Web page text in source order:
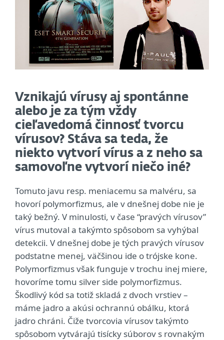
Vznikajú vírusy aj spontánne
alebo je za tým vždy
cieľavedomá činnosť tvorcu
vírusov? Stáva sa teda, že
niekto vytvorí vírus a z neho sa
samovoľne vytvorí niečo iné?
Tomuto javu resp. meniacemu sa malvéru, sa
hovorí polymorfizmus, ale v dnešnej dobe nie je
taký bežný. V minulosti, v čase “pravých vírusov”
vírus mutoval a takýmto spôsobom sa vyhýbal
detekcii. V dnešnej dobe je tých pravých vírusov
podstatne menej, väčšinou ide o trójske kone.
Polymorfizmus však funguje v trochu inej miere,
hovoríme tomu silver side polymorfizmus.
Škodlivý kód sa totiž skladá z dvoch vrstiev –
máme jadro a akúsi ochrannú obálku, ktorá
jadro chráni. Čiže tvorcovia vírusov takýmto
spôsobom vytvárajú tisícky súborov s rovnakým